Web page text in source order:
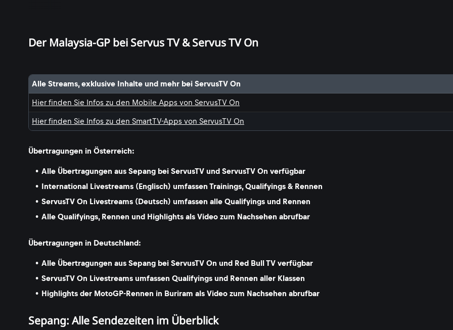
Der Malaysia-GP bei Servus TV & Servus TV On
Alle Streams, exklusive Inhalte und mehr bei ServusTV On
Hier finden Sie Infos zu den Mobile Apps von ServusTV On
Hier finden Sie Infos zu den SmartTV-Apps von ServusTV On
Übertragungen in Österreich:
Alle Übertragungen aus Sepang bei ServusTV und ServusTV On verfügbar
International Livestreams (Englisch) umfassen Trainings, Qualifyings & Rennen
ServusTV On Livestreams (Deutsch) umfassen alle Qualifyings und Rennen
Alle Qualifyings, Rennen und Highlights als Video zum Nachsehen abrufbar
Übertragungen in Deutschland:
Alle Übertragungen aus Sepang bei ServusTV On und Red Bull TV verfügbar
ServusTV On Livestreams umfassen Qualifyings und Rennen aller Klassen
Highlights der MotoGP-Rennen in Buriram als Video zum Nachsehen abrufbar
Sepang: Alle Sendezeiten im Überblick